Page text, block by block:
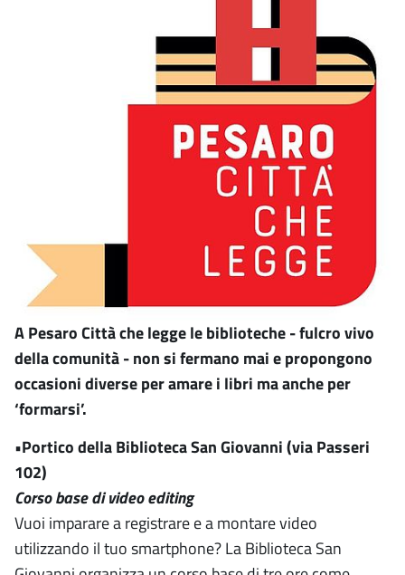
A Pesaro Città che legge le biblioteche - fulcro vivo
della comunità - non si fermano mai e propongono
occasioni diverse per amare i libri ma anche per
‘formarsi’.
•Portico della Biblioteca San Giovanni (via Passeri
102)
Corso base di video editing
Vuoi imparare a registrare e a montare video
utilizzando il tuo smartphone? La Biblioteca San